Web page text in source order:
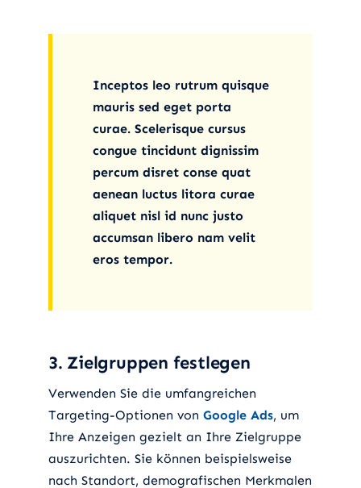
Inceptos leo rutrum quisque
mauris sed eget porta
curae. Scelerisque cursus
congue tincidunt dignissim
percum disret conse quat
aenean luctus litora curae
aliquet nisl id nunc justo
accumsan libero nam velit
eros tempor.
3. Zielgruppen festlegen
Verwenden Sie die umfangreichen
Targeting-Optionen von Google Ads, um
Ihre Anzeigen gezielt an Ihre Zielgruppe
auszurichten. Sie können beispielsweise
nach Standort, demografischen Merkmalen